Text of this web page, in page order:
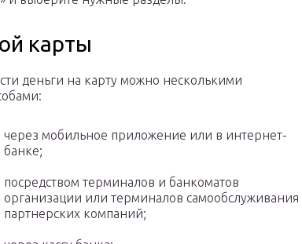
карты
деньги на карту можно несколькими
через мобильное приложение или в интернет-
банке;
посредством терминалов и банкоматов
организации или терминалов самообслуживания
партнерских компаний;